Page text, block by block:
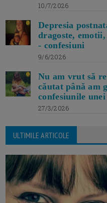
10/7/2026
Depresia
dragoste,
- confesiuni
9/6/2026
Nu am vrut să
căutat până am
confesiunile
27/3/2026
ULTIMILE ARTICOLE